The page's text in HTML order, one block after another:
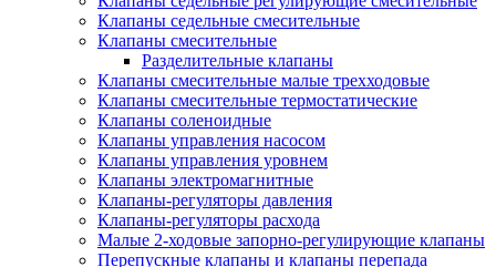
Клапаны седельные смесительные
Клапаны смесительные
Разделительные клапаны
Клапаны смесительные малые трехходовые
Клапаны смесительные термостатические
Клапаны соленоидные
Клапаны управления насосом
Клапаны управления уровнем
Клапаны электромагнитные
Клапаны-регуляторы давления
Клапаны-регуляторы расхода
Малые 2-ходовые запорно-регулирующие клапаны
Перепускные клапаны и клапаны перепада